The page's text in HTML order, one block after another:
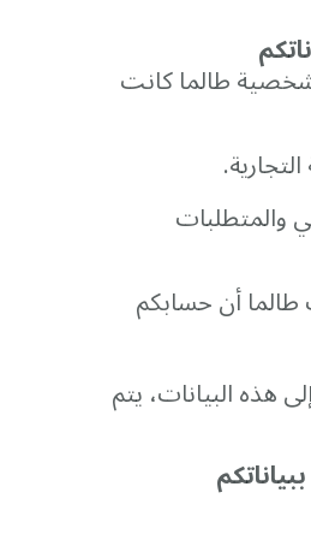
طالماكانت
التجارية.
والمتطلبات
طالماأنحسابكم
هذهالبيانات،يتم
ببياناتكم